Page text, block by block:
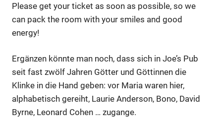
Please get your ticket as soon as possible, so we
can pack the room with your smiles and good
energy!
Ergänzen könnte man noch, dass sich in Joe’s Pub
seit fast zwölf Jahren Götter und Göttinnen die
Klinke in die Hand geben: vor Maria waren hier,
alphabetisch gereiht, Laurie Anderson, Bono, David
Byrne, Leonard Cohen … zugange.